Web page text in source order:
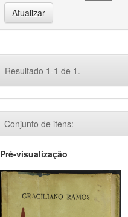
Resultado 1-1 de 1.
Conjunto de itens:
Pré-visualização